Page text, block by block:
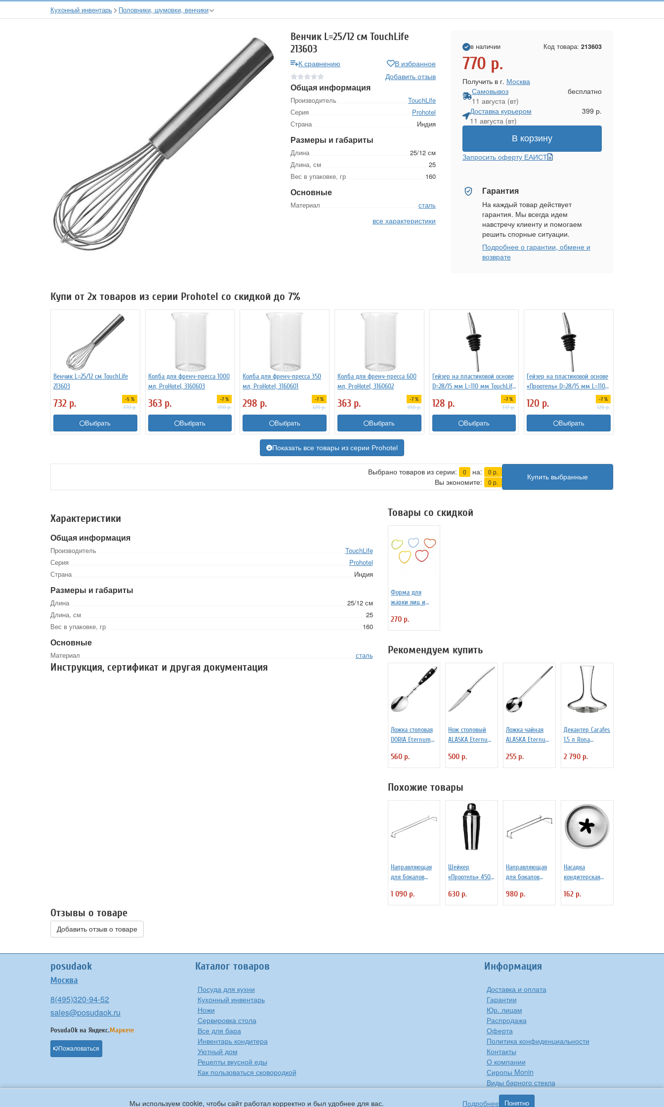
Мы используем cookie, чтобы сайт работал корректно и был удобнее для вас. Подробнее Понятно
Кухонный инвентарь Половники, шумовки, венчики
Венчик L=25/12 см TouchLife
213603
К сравнению
В избранное
Добавить отзыв
Общая информация
Производитель
TouchLife
Серия
Prohotel
Страна
Индия
Размеры и габариты
Длина
25/12 см
Длина, см
25
Вес в упаковке, гр
160
Основные
Материал сталь
все характеристики
в наличии Код товара: 213603
770 р.
Получить в г. Москва
Самовывоз
11 августа (вт)
бесплатно
Доставка курьером
11 августа (вт)
399 р.
В корзину
Запросить оферту ЕАИСТ
Гарантия
На каждый товар действует
гарантия. Мы всегда идем
навстречу клиенту и помогаем
решить спорные ситуации.
Подробнее о гарантии, обмене и
возврате
Купи от 2х товаров из серии Prohotel со скидкой до 7%
Венчик L=25/12 см TouchLife
213603
732 р. -5 %
770р.
Выбрать
Колба для френч-пресса 1000
мл, ProHotel, 3160603
363 р. -7 %
390р.
Выбрать
Колба для френч-пресса 350
мл, ProHotel, 3160601
298 р. -7 %
320р.
Выбрать
Колба для френч-пресса 600
мл, ProHotel, 3160602
363 р. -7 %
390р.
Выбрать
Гейзер на пластиковой основе
D=28/15 мм L=110 мм TouchLife
128 р. -7 %
137р.
Выбрать
Гейзер на пластиковой основе
«Проотель» D=28/15 мм L=110
120 р. -7 %
128р.
Выбрать
Показать все товары из серии Prohotel
Выбрано товаров из серии: 0 на: 0 р.
Вы экономите: 0 р.
Купить выбранные
Характеристики
Общая информация
Производитель
TouchLife
Серия
Prohotel
Страна
Индия
Размеры и габариты
Длина
25/12 см
Длина, см
25
Вес в упаковке, гр
160
Основные
Материал сталь
Инструкция, сертификат и другая документация
Товары со скидкой
Форма для
жарки яиц и
силиконовая
Любовь
270 р.
Рекомендуем купить
Ложка столовая
DORIA Eternum
560 р.
Нож столовый
ALASKA Eternum
500 р.
Ложка чайная
ALASKA Eternum
255 р.
Декантер Carafes
1.5 л Rona
2 790 р.
Похожие товары
Направляющая
для бокалов
ProHotel 2121022
1 090 р.
Шейкер
«Проотель» 450
H=205 мм B=80
мм ProHotel
630 р.
Направляющая
для бокалов
ProHotel 2121024
980 р.
Насадка
кондитерская
звезда» D=22 мм
H=35 мм
162 р.
Отзывы о товаре
Добавить отзыв о товаре
posudaok
Москва
8(495)320-94-52
sales@posudaok.ru
PosudaOk на Яндекс.Маркете
Пожаловаться
Каталог товаров
Посуда для кухни
Кухонный инвентарь
Ножи
Сервировка стола
Все для бара
Инвентарь кондитера
Уютный дом
Рецепты вкусной еды
Как пользоваться сковородкой
Информация
Доставка и оплата
Гарантии
Юр. лицам
Распродажа
Оферта
Политика конфиденциальности
Контакты
О компании
Сиропы Monin
Виды барного стекла
Рецепты вкусной еды